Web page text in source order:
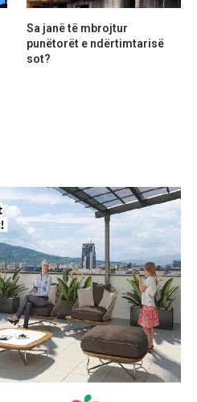
Sa janë të mbrojtur
punëtorët e ndërtimtarisë
sot?